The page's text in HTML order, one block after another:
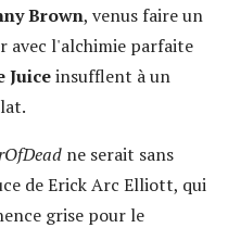
Brown, venus faire un
avec l'alchimie parfaite
Juiceinsufflent à un
ne serait sans
de Erick Arc Elliott, qui
grise pour le